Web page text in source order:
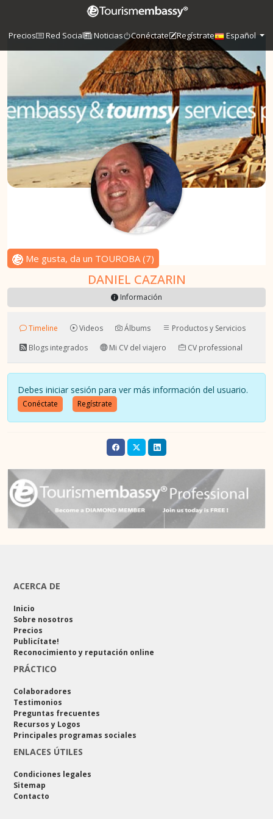
Precios Red Social Noticias Conéctate Regístrate Español
Me gusta, da un TOUROBA(7)
DANIEL CAZARIN
Información
Timeline Videos Álbums
Productos y Servicios
Blogs integrados
Mi CV del viajero CV professional
Debes iniciar sesión para ver más información del usuario.
Conéctate Regístrate
ACERCA DE
Inicio
Sobre nosotros
Precios
Publicítate!
Reconocimiento y reputación online
PRÁCTICO
Colaboradores
Testimonios
Preguntas frecuentes
Recursos y Logos
Principales programas sociales
ENLACES ÚTILES
Condiciones legales
Sitemap
Contacto